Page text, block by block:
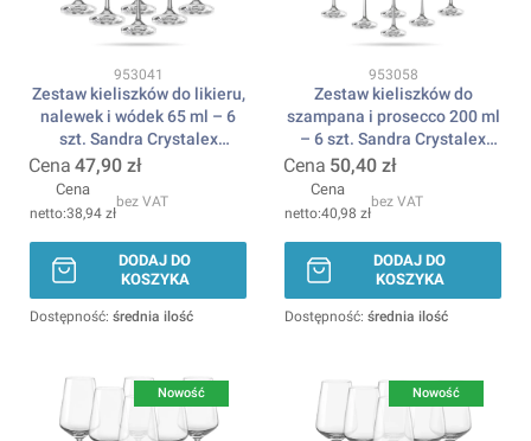
Kod produktu
953041
Zestaw kieliszków do likieru,
nalewek i wódek 65 ml – 6
szt. Sandra Crystalex
BOHEMIA
Cena 47,90 zł
Cena
38,94 zł
bez VAT
DODAJ DO
KOSZYKA
Dostępność: średnia ilość
Kod produktu
953058
Zestaw kieliszków do
szampana i prosecco 200 ml
– 6 szt. Sandra Crystalex
BOHEMIA
Cena 50,40 zł
Cena
40,98 zł
bez VAT
DODAJ DO
KOSZYKA
Dostępność: średnia ilość
Nowość Nowość